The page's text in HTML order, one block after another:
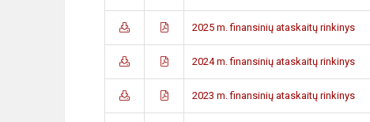
2025 m. finansinių ataskaitų rinkinys
2024 m. finansinių ataskaitų rinkinys
2023 m. finansinių ataskaitų rinkinys